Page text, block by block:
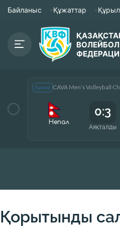
Байланыс Құжаттар
ВОЛЕЙБОЛ
Ерлер CAVA Men’s Volleyball
Непал
0:3
Аяқталды
Қорытынды